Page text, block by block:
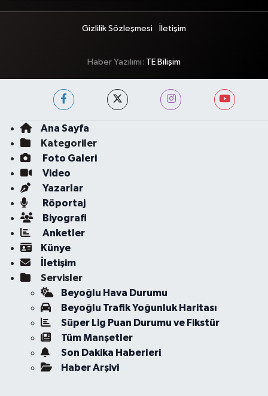
Gizlilik Sözleşmesi İletişim
Haber Yazılımı: TE Bilişim
Ana Sayfa
Kategoriler
Foto Galeri
Video
Yazarlar
Röportaj
Biyografi
Anketler
Künye
İletişim
Servisler
Beyoğlu Hava Durumu
Beyoğlu Trafik Yoğunluk Haritası
Süper Lig Puan Durumu ve Fikstür
Tüm Manşetler
Son Dakika Haberleri
Haber Arşivi